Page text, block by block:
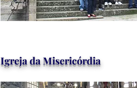
Igreja da Misericórdia